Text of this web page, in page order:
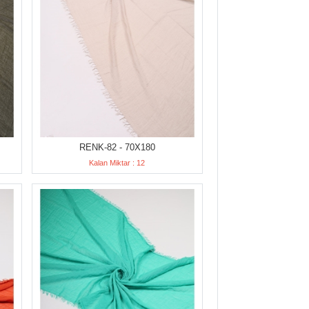
RENK-82 - 70X180
Kalan Miktar : 12